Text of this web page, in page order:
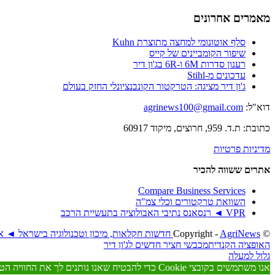
מאמרים אחרונים
סלף אוטונומי למחצה מתוצרת Kuhn
שיפור הקומביינים של קייס
רענון סדרות 6M ו-6R בג'ון דיר
עדכונים מ-Stihl
ג'ון דיר מציגה: הטרקטור הקונבנציונלי החזק בעולם
דוא"ל: agrinews100@gmail.com
כתובת: ת.ד. 959, חרוצים, מיקוד 60917
מדיניות פרטיות
אתרים ששווה להכיר
Compare Business Services
השוואת טרקטורים וכלי צמ"ה
VPR ◄ רנסאנס נתיבי האבולוציה בתעשיית הרכב
© ‫Copyright - AgriNews חדשות חקלאות, מיכון וטכנולוגיה בישראל ◄ אגריניוז
האופציה הקנדיתמכבשי חציר חדשים לג'ון דיר
גלול למעלה
אנו משתמשים בקובצי Cookie כדי להבטיח שאנו נותנים לך את החוויה הטובה ביותר באתר שלנו. אם תמשיך להשתמש באתר זה אנו נניח שאתה מרוצה ממנו.